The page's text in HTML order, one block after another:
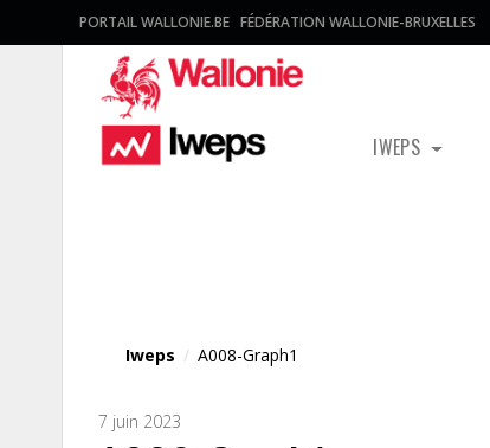
PORTAIL WALLONIE.BE FÉDÉRATION WALLONIE-BRUXELLES
IWEPS
Iweps / A008-Graph1
7 juin 2023